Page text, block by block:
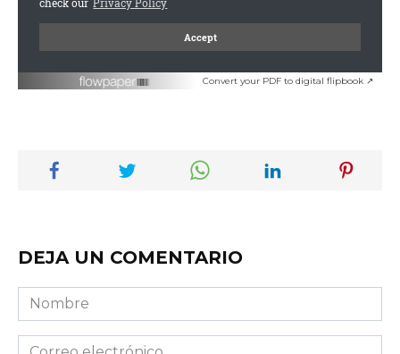
Convert your PDF to digital flipbook ↗
DEJA UN COMENTARIO
Nombre
Correo